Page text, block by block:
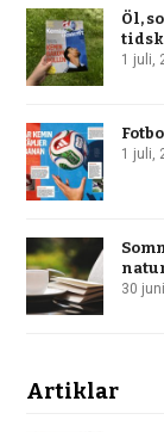
Öl,
1 juli,
1 juli,
30
Artiklar